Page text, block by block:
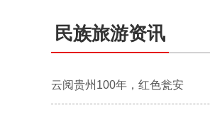
民族旅游资讯
云阅贵州100年，红色瓮安